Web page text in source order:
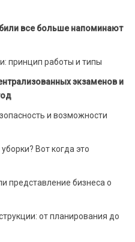
все больше напоминают
принцип работы и типы
экзаменов и
и возможности
Вот когда это
представление бизнеса о
от планирования до